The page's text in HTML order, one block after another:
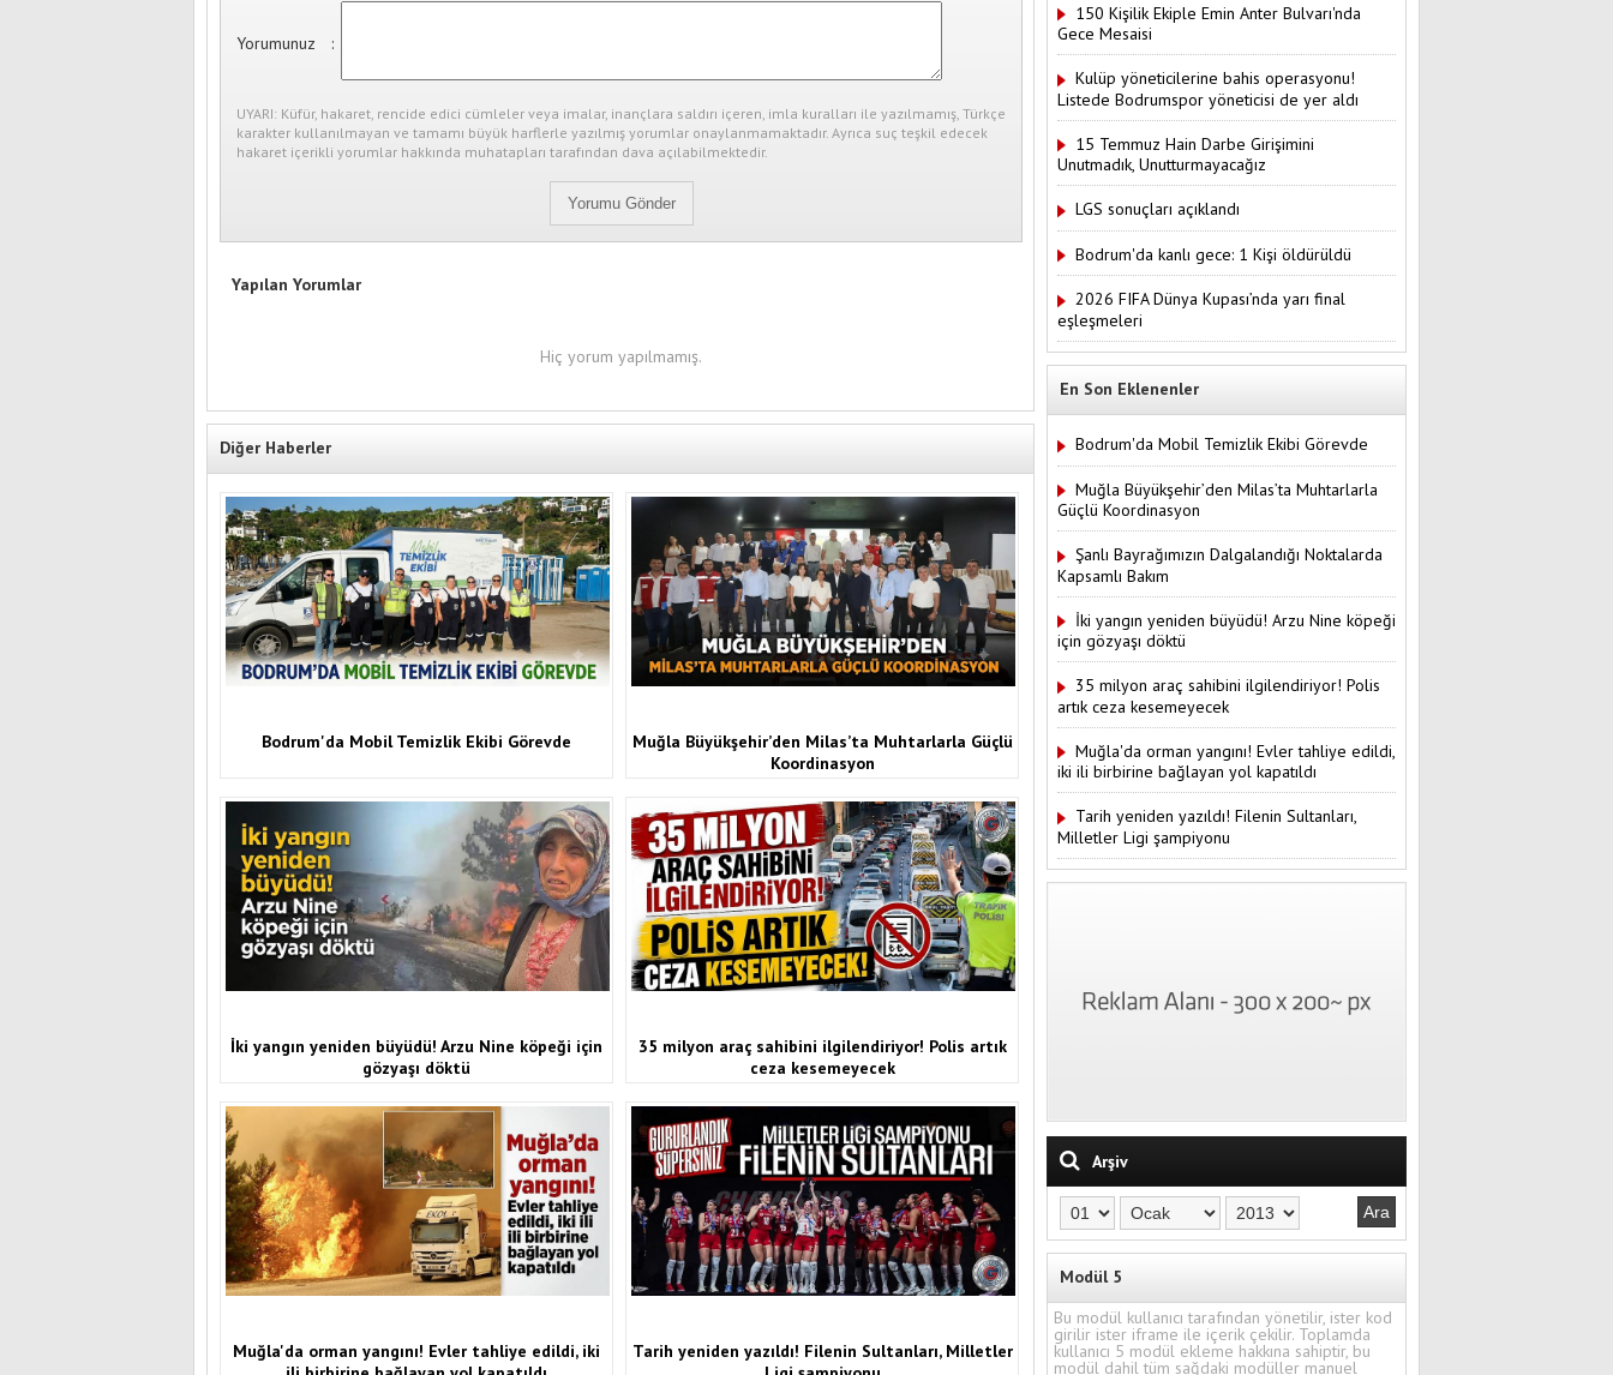
Yorumunuz :
UYARI: Küfür, hakaret, rencide edici cümleler veya imalar, inançlara saldırı içeren, imla kuralları ile yazılmamış, Türkçe
karakter kullanılmayan ve tamamı büyük harflerle yazılmış yorumlar onaylanmamaktadır. Ayrıca suç teşkil edecek
hakaret içerikli yorumlar hakkında muhatapları tarafından dava açılabilmektedir.
Yapılan Yorumlar
Hiç yorum yapılmamış.
Diğer Haberler
Bodrum'da Mobil Temizlik Ekibi Görevde
Muğla Büyükşehir’den Milas’ta Muhtarlarla Güçlü
Koordinasyon
İki yangın yeniden büyüdü! Arzu Nine köpeği için
gözyaşı döktü
35 milyon araç sahibini ilgilendiriyor! Polis artık
ceza kesemeyecek
Muğla'da orman yangını! Evler tahliye edildi, iki
Tarih yeniden yazıldı! Filenin Sultanları, Milletler
150 Kişilik Ekiple Emin Anter Bulvarı'nda
Gece Mesaisi
Kulüp yöneticilerine bahis operasyonu!
Listede Bodrumspor yöneticisi de yer aldı
15 Temmuz Hain Darbe Girişimini
Unutmadık, Unutturmayacağız
LGS sonuçları açıklandı
Bodrum'da kanlı gece: 1 Kişi öldürüldü
2026 FIFA Dünya Kupası’nda yarı final
eşleşmeleri
En Son Eklenenler
Bodrum'da Mobil Temizlik Ekibi Görevde
Muğla Büyükşehir’den Milas’ta Muhtarlarla
Güçlü Koordinasyon
Şanlı Bayrağımızın Dalgalandığı Noktalarda
Kapsamlı Bakım
İki yangın yeniden büyüdü! Arzu Nine köpeği
için gözyaşı döktü
35 milyon araç sahibini ilgilendiriyor! Polis
artık ceza kesemeyecek
Muğla'da orman yangını! Evler tahliye edildi,
iki ili birbirine bağlayan yol kapatıldı
Tarih yeniden yazıldı! Filenin Sultanları,
Milletler Ligi şampiyonu
Arşiv
Modül 5
Bu modül kullanıcı tarafından yönetilir, ister kod
girilir ister iframe ile içerik çekilir. Toplamda
kullanıcı 5 modül ekleme hakkına sahiptir, bu
modül dahil tüm sağdaki modüller manuel